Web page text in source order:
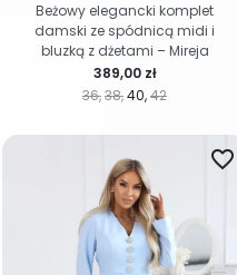
36 38 40 42
Cena
389,00 zł
Beżowy elegancki komplet
damski ze spódnicą midi i
bluzką z dżetami – Mireja
favorite_border